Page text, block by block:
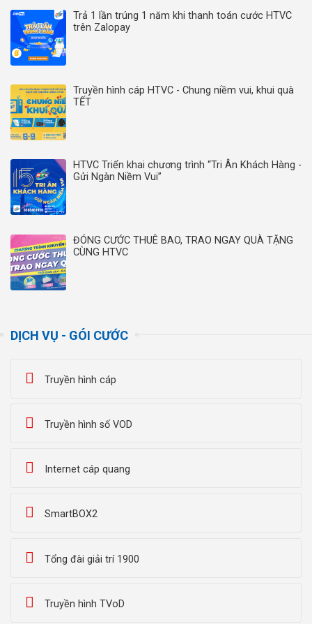
Trả 1 lần trúng 1 năm khi thanh toán cước HTVC
trên Zalopay
Truyền hình cáp HTVC - Chung niềm vui, khui quà
TẾT
HTVC Triển khai chương trình “Tri Ân Khách Hàng -
Gửi Ngàn Niềm Vui”
ĐÓNG CƯỚC THUÊ BAO, TRAO NGAY QUÀ TẶNG
CÙNG HTVC
DỊCH VỤ - GÓI CƯỚC
Truyền hình cáp
Truyền hình số VOD
Internet cáp quang
SmartBOX2
Tổng đài giải trí 1900
Truyền hình TVoD